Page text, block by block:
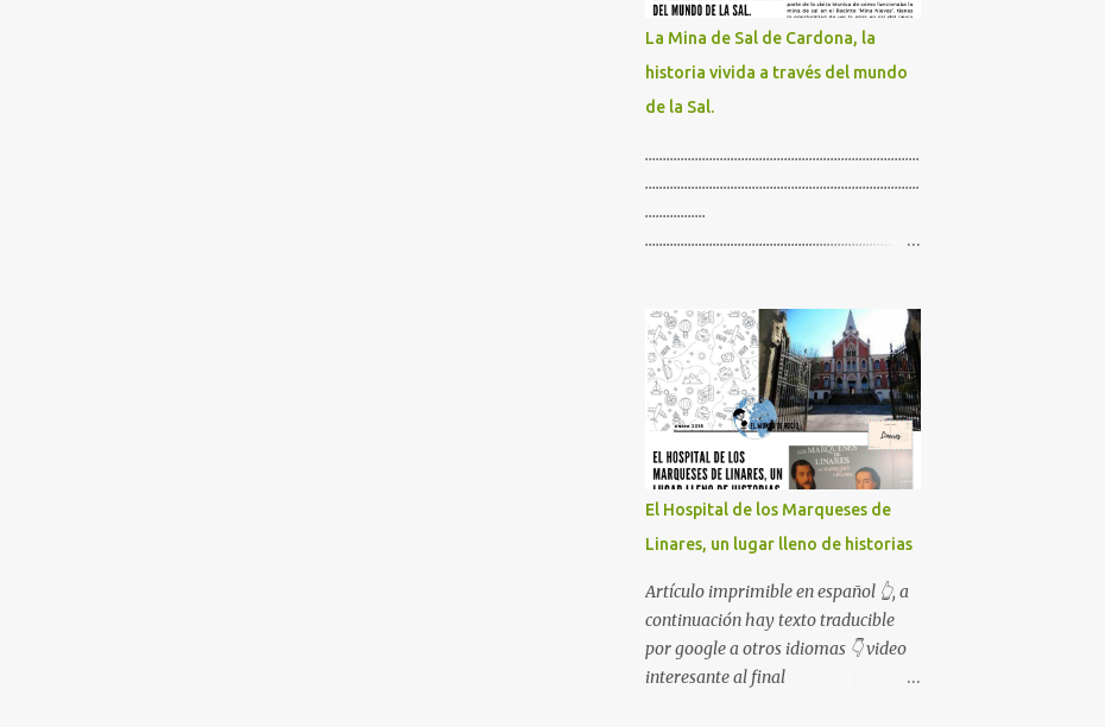
La Mina de Sal de Cardona, la
historia vivida a través del mundo
de la Sal.
.............................................................................
.............................................................................
.................
.............................................................................
español 👆, a continuación hay texto
traducible por google a otros
idiomas 👇 video interesante al final
😉
El Hospital de los Marqueses de
Linares, un lugar lleno de historias
Artículo imprimible en español 👆, a
continuación hay texto traducible
por google a otros idiomas 👇 video
interesante al final